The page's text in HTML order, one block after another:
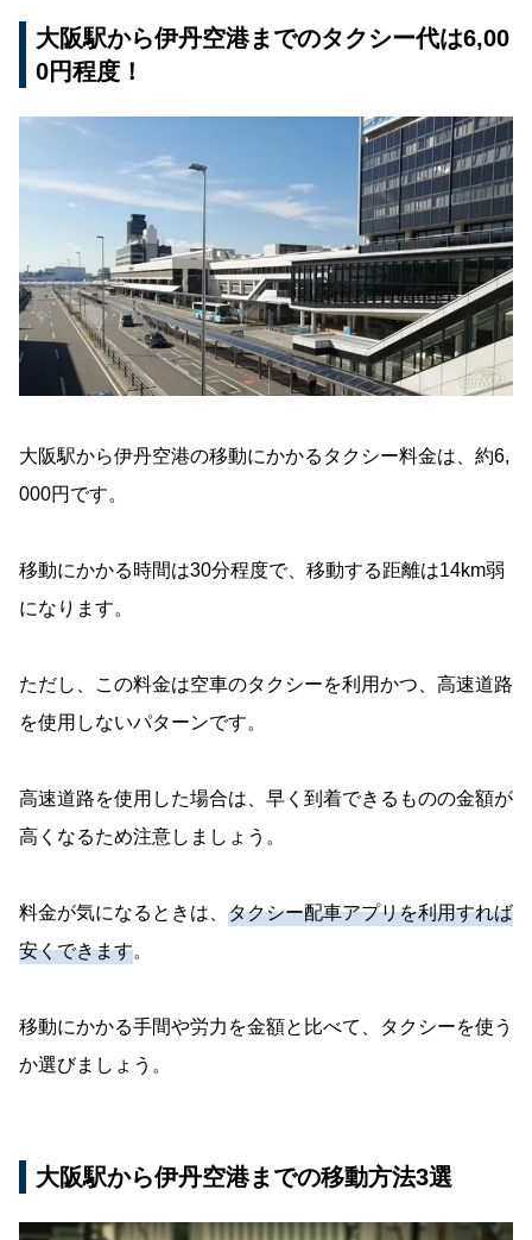
大阪駅から伊丹空港までのタクシー代は6,00
0円程度！
大阪駅から伊丹空港の移動にかかるタクシー料金は、約6,
000円です。
移動にかかる時間は30分程度で、移動する距離は14km弱
になります。
ただし、この料金は空車のタクシーを利用かつ、高速道路
を使用しないパターンです。
高速道路を使用した場合は、早く到着できるものの金額が
高くなるため注意しましょう。
料金が気になるときは、 タクシー配車アプリを利用すれば
安くできます。
移動にかかる手間や労力を金額と比べて、タクシーを使う
か選びましょう。
大阪駅から伊丹空港までの移動方法3選